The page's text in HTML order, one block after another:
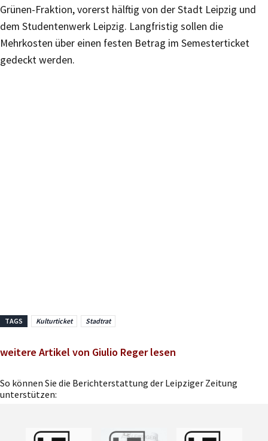
Grünen-Fraktion, vorerst hälftig von der Stadt Leipzig und
dem Studentenwerk Leipzig. Langfristig sollen die
Mehrkosten über einen festen Betrag im Semesterticket
gedeckt werden.
TAGS Kulturticket Stadtrat
weitere Artikel von Giulio Reger lesen
So können Sie die Berichterstattung der Leipziger Zeitung
unterstützen: